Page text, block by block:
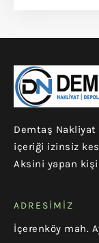
Demtaş Nakliyat
içeriği izinsiz
Aksini yapan
ADRESIMIZ
İçerenköy mah.